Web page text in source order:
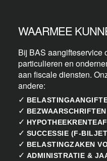
WAARMEE
Bij BAS aangifteservice
particulieren en
aan fiscale diensten.
andere:
✓
✓ BEZWAARSCHRIFTEN
✓
✓ SUCCESSIE (F-
✓ BELASTINGZAKEN
✓ ADMINISTRATIE &